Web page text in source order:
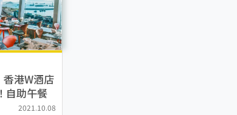
香港W酒店
自助午餐
及汽水
2021.10.08